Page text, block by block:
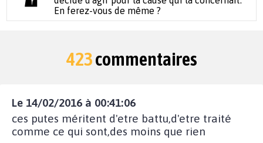
En ferez-vous de même ?
423commentaires
Le 14/02/2016 à 00:41:06
ces putes méritent d'etre battu,d'etre traité
comme ce qui sont,des moins que rien